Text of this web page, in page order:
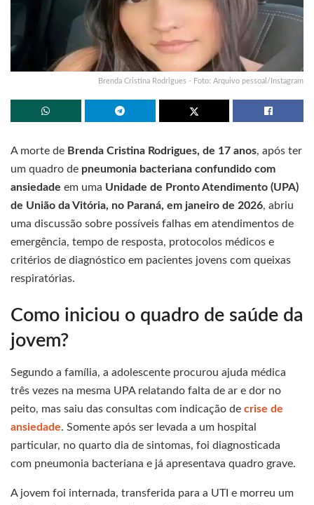
Brenda Cristina Rodrigues - Foto: Arquivo pessoal/Instagram
A morte de Brenda Cristina Rodrigues, de 17 anos, após ter
um quadro de pneumonia bacteriana confundido com
ansiedade em uma Unidade de Pronto Atendimento (UPA)
de União da Vitória, no Paraná, em janeiro de 2026, abriu
uma discussão sobre possíveis falhas em atendimentos de
emergência, tempo de resposta, protocolos médicos e
critérios de diagnóstico em pacientes jovens com queixas
respiratórias.
Como iniciou o quadro de saúde da
jovem?
Segundo a família, a adolescente procurou ajuda médica
três vezes na mesma UPA relatando falta de ar e dor no
peito, mas saiu das consultas com indicação de crise de
ansiedade. Somente após ser levada a um hospital
particular, no quarto dia de sintomas, foi diagnosticada
com pneumonia bacteriana e já apresentava quadro grave.
A jovem foi internada, transferida para a UTI e morreu um